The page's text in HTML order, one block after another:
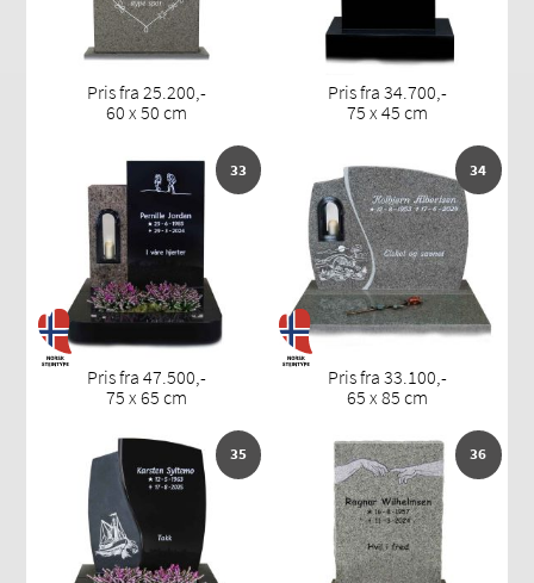
Pris fra 25.200,-
60 x 50 cm
Pris fra 34.700,-
75 x 45 cm
33
Pris fra 47.500,-
75 x 65 cm
34
Pris fra 33.100,-
65 x 85 cm
35 36